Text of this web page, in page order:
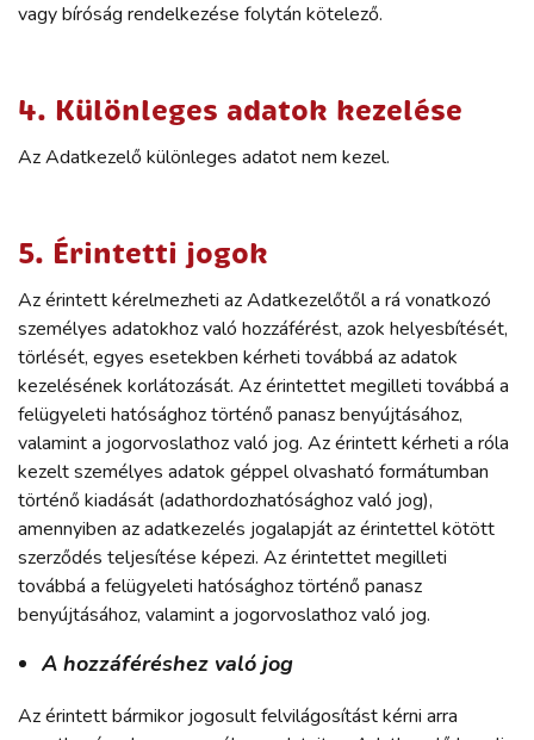
vagy bíróság rendelkezése folytán kötelező.
4. Különleges adatok kezelése
Az Adatkezelő különleges adatot nem kezel.
5. Érintetti jogok
Az érintett kérelmezheti az Adatkezelőtől a rá vonatkozó
személyes adatokhoz való hozzáférést, azok helyesbítését,
törlését, egyes esetekben kérheti továbbá az adatok
kezelésének korlátozását. Az érintettet megilleti továbbá a
felügyeleti hatósághoz történő panasz benyújtásához,
valamint a jogorvoslathoz való jog. Az érintett kérheti a róla
kezelt személyes adatok géppel olvasható formátumban
történő kiadását (adathordozhatósághoz való jog),
amennyiben az adatkezelés jogalapját az érintettel kötött
szerződés teljesítése képezi. Az érintettet megilleti
továbbá a felügyeleti hatósághoz történő panasz
benyújtásához, valamint a jogorvoslathoz való jog.
A hozzáféréshez való jog
Az érintett bármikor jogosult felvilágosítást kérni arra